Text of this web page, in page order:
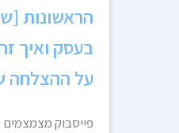
הראשונות
בעסק ואיך
על ההצלחה
פייסבוק